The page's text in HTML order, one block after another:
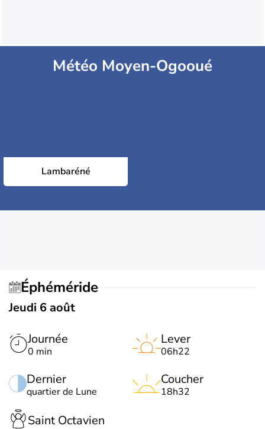
Météo Moyen-Ogooué
Lambaréné
Éphéméride
Jeudi 6 août
Journée
0 min
Dernier
quartier de Lune
Lever
06h22
Coucher
18h32
Saint Octavien